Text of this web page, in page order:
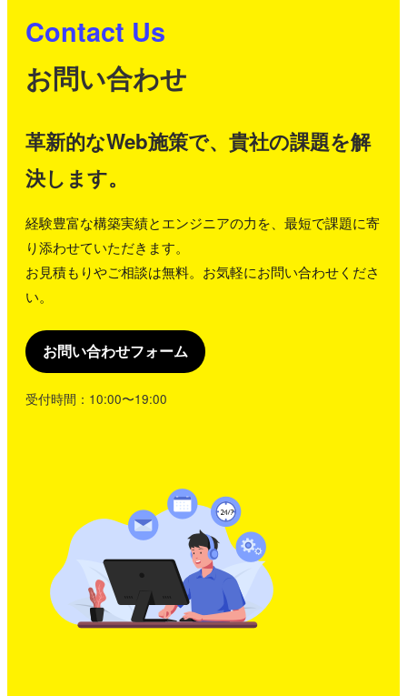
Contact Us
お問い合わせ
革新的なWeb施策で、貴社の課題を解
決します。
経験豊富な構築実績とエンジニアの力を、最短で課題に寄
り添わせていただきます。
お見積もりやご相談は無料。お気軽にお問い合わせくださ
い。
お問い合わせフォーム
受付時間：10:00〜19:00